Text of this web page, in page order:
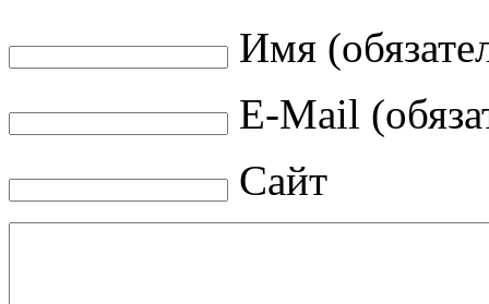
Имя
E-Mail
Сайт